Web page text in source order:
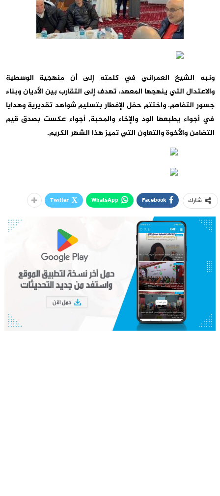
ونبه الشيخ العمراني في كلمته إلى أن منهجية الوسطية
والاعتدال التي ينهجها المعهد، تهدف إلى التقارب بين الأديان وبناء
جسور التفاهم. واختتم حفل الإفطار بتسليم شواهد تقديرية وهدايا
في أجواء يطبعها الود والإخاء والمحبة, أجواء عكست بصدق قيم
التضامن والأخوة والتعاون التي تميز هذا الشهر الكريم.
شارك Facebook
WhatsApp
Twitter